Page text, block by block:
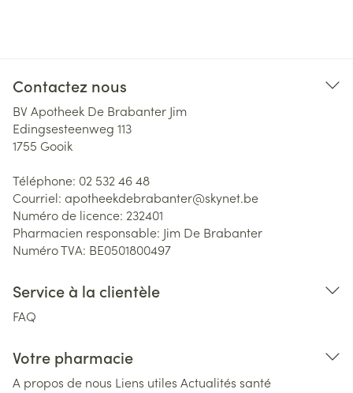
Contactez nous
BV Apotheek De Brabanter Jim
Edingsesteenweg 113
1755 Gooik
Téléphone: 02 532 46 48
Courriel: apotheekdebrabanter@skynet.be
Numéro de licence: 232401
Pharmacien responsable: Jim De Brabanter
Numéro TVA: BE0501800497
Service à la clientèle
FAQ
Votre pharmacie
A propos de nous Liens utiles Actualités santé